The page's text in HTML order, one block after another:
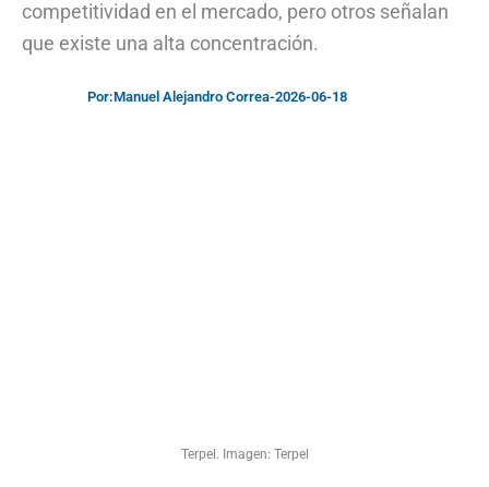
competitividad en el mercado, pero otros señalan
que existe una alta concentración.
Por:Manuel Alejandro Correa-2026-06-18
Terpel. Imagen: Terpel